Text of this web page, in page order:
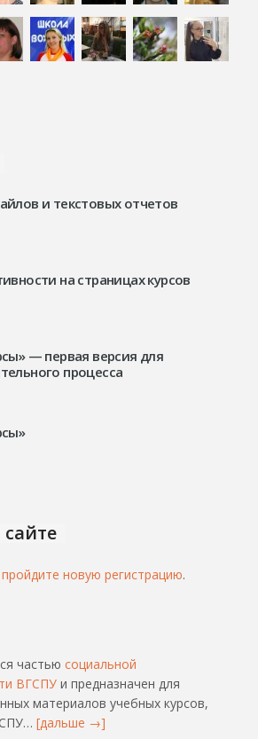
и текстовых отчетов
на страницах курсов
— первая версия для
процесса
пройдите новую регистрацию.
частьюсоциальной
ВГСПУ и предназначен для
материалов учебных курсов,
[дальше →]